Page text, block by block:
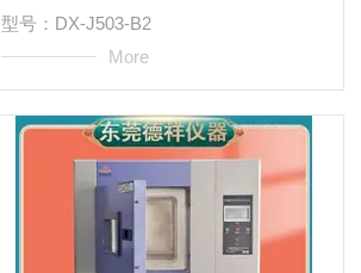
型号：DX-J503-B2
More